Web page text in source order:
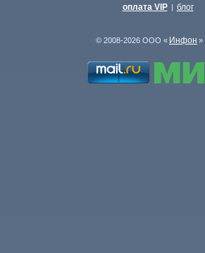
оплата VIP | блог
© 2008-2026 ООО « Инфон »